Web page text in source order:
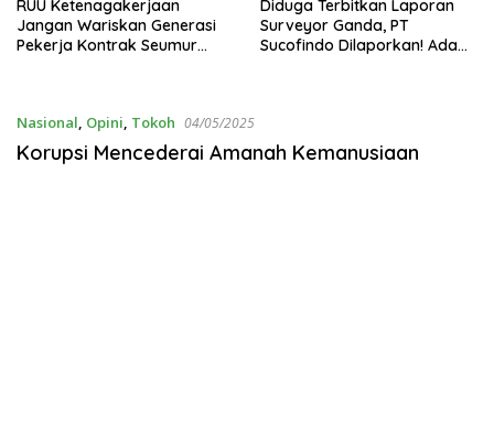
RUU Ketenagakerjaan
Jangan Wariskan Generasi
Pekerja Kontrak Seumur
Diduga Terbitkan Laporan
Surveyor Ganda, PT
Sucofindo Dilaporkan! Ada
Nasional, Opini, Tokoh 04/05/2025
Korupsi Mencederai Amanah Kemanusiaan